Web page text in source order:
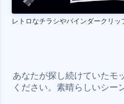
レトロなチラシやバインダークリッ
あなたが探し続けていたモ
ください。素晴らしいシー